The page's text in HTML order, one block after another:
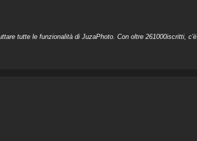
tutte le funzionalità di JuzaPhoto. Con oltre 261000iscritti, c'è